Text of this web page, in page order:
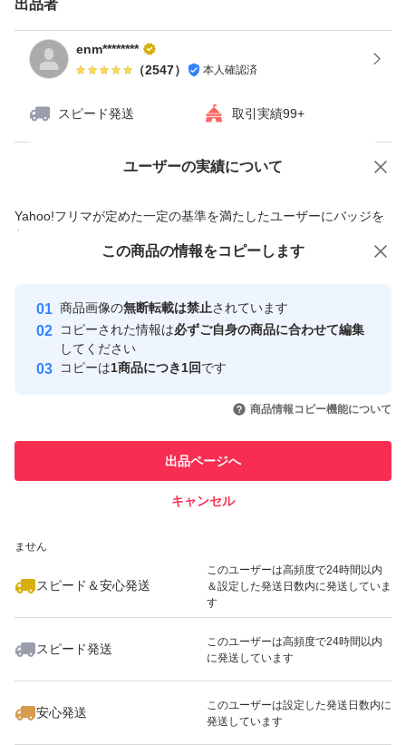
出品者
enm********
（2547） 本人確認済
スピード発送 取引実績99+
ユーザーの実績について
Yahoo!フリマが定めた一定の基準を満たしたユーザーにバッジを
付与しています
安心取引出品者
心・安全なユーザーです
取引実績
引を完了させた実績があります
での取引実績があります
ません
スピード＆安心発送
このユーザーは高頻度で24時間以内
＆設定した発送日数内に発送していま
す
スピード発送
このユーザーは高頻度で24時間以内
に発送しています
安心発送
このユーザーは設定した発送日数内に
発送しています
価格の相談 商品への質問
この商品の情報をコピーします
商品画像の無断転載は禁止されています
コピーされた情報は必ずご自身の商品に合わせて編集
してください
コピーは1商品につき1回です
商品情報コピー機能について
出品ページへ
キャンセル
この商品をみている人にオススメ
いいね！
7,190